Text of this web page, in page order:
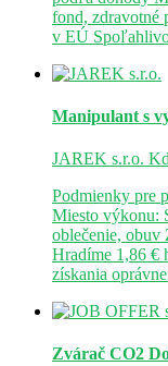
fond, zdravotné
v EÚ
Manipulant s
JAREK s.r.o.
Podmienky pre
Miesto výkonu:
oblečenie, obuv
Hradíme 1,86 €
získania
Zvárač CO2